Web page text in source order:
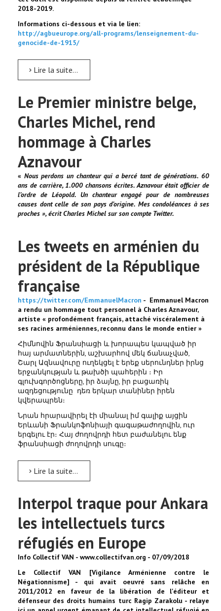
2018-2019.
Informations ci-dessous et via le lien:
http://agbueurope.org/all-programs/lenseignement-du-
genocide-de-1915/
Lire la suite...
Le Premier ministre belge,
Charles Michel, rend
hommage à Charles
Aznavour
« Nous perdons un chanteur qui a bercé tant de générations. 60
ans de carrière, 1.000 chansons écrites.Aznavour était officier de
l’ordre de Léopold. Un chanteur engagé pour de nombreuses
causes dont celle de son pays d’origine. Mes condoléances à ses
proches », écrit Charles Michel sur son compte Twitter.
Les tweets en arménien du
président de la République
française
https://twitter.com/EmmanuelMacron - Emmanuel Macron
a rendu un hommage tout personnel à Charles Aznavour,
artiste « profondément français, attaché viscéralement à
ses racines arméniennes, reconnu dans le monde entier »
Հիմնովին Ֆրանսիացի և խորապես կապված իր
հայ արմատներին, աշխարհով մեկ ճանաչված,
Շարլ Ազնավուրը ուղեկցել է երեք սերունդներ իրնց
երջանկության և թախծի պահերին ։ Իր
գլուխգործոցները, իր ձայնը, իր բացառիկ
ազդեցությունը դեռ երկար տանիներ իրեն
կվերապրեն։
Նրան հրարավիրել էի միանալ իմ գալիք այցին
Երևանի Ֆրանկոֆոնիայի գագաթաժողովին, ուր
երգելու էր։ Հայ ժողովրդի հետ բաժանելու ենք
ֆրանսիացի ժողովրդի սուգը։
Lire la suite...
Interpol traque pour Ankara
les intellectuels turcs
réfugiés en Europe
Info Collectif VAN - www.collectifvan.org - 07/09/2018
Le Collectif VAN [Vigilance Arménienne contre le
Négationnisme] - qui avait oeuvré sans relâche en
2011/2012 en faveur de la libération de l'éditeur et
défenseur des droits humains turc Ragip Zarakolu - relaye